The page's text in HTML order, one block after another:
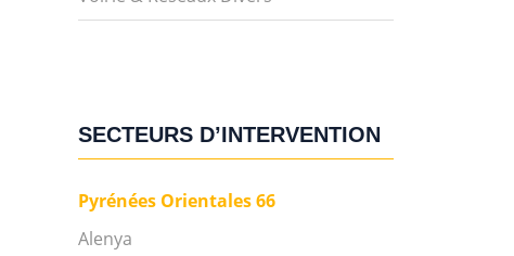
SECTEURS D’INTERVENTION
Pyrénées Orientales 66
Alenya